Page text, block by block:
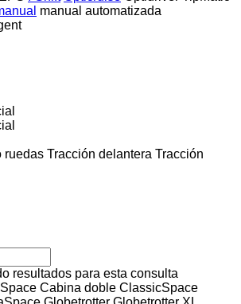
manual automatizada
ruedas Tracción delantera Tracción
resultados para esta consulta
Cabina doble ClassicSpace